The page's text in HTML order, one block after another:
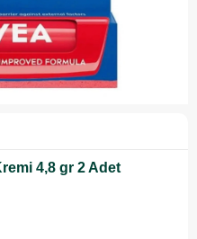
4,8 gr 2 Adet